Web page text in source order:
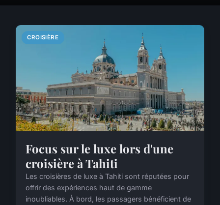
CROISIÈRE
Focus sur le luxe lors d'une
croisière à Tahiti
Les croisières de luxe à Tahiti sont réputées pour
offrir des expériences haut de gamme
inoubliables. À bord, les passagers bénéficient de